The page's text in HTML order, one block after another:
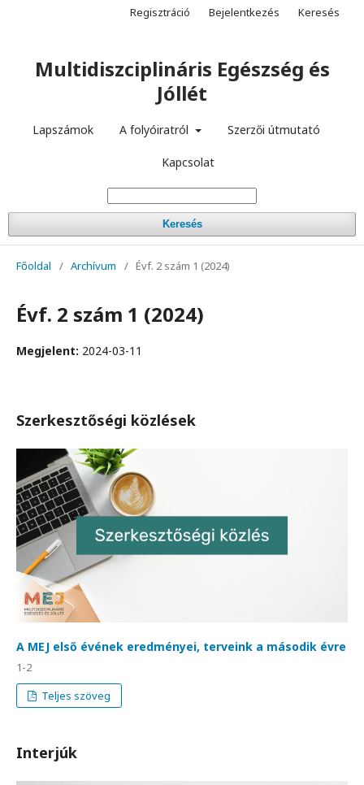
Multidiszciplináris Egészség és
Jóllét
Lapszámok A folyóiratról Szerzői útmutató
Kapcsolat
Keresés
Regisztráció Bejelentkezés Keresés
Főoldal / Archívum / Évf. 2 szám 1 (2024)
Évf. 2 szám 1 (2024)
Megjelent: 2024-03-11
Szerkesztőségi közlések
A MEJ első évének eredményei, terveink a második évre
1-2
Teljes szöveg
Interjúk